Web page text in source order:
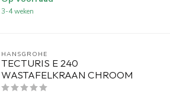
3-4 weken
HANSGROHE
TECTURIS E 240
WASTAFELKRAAN CHROOM